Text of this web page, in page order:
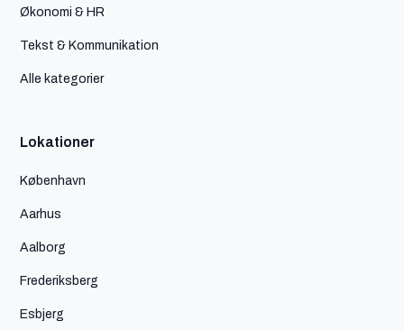
Økonomi & HR
Tekst & Kommunikation
Alle kategorier
Lokationer
København
Aarhus
Aalborg
Frederiksberg
Esbjerg